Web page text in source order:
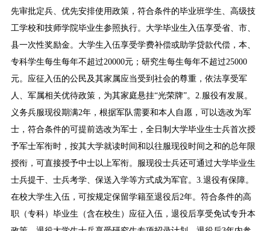
先审批定兵、优先安排使用政策，符合条件的毕业班学生、高级技
工学校和技师学院毕业生参照执行。大学毕业生入伍享受省、市、
县一次性奖励金。大学生入伍享受学费补偿或助学贷款代偿，本、
专科学生每生每年不超过20000元；研究生每生每年不超过25000
元。应征入伍的公民及其家属应当受到社会的尊重，依法享受军
人、军属相关优待政策，为其家庭悬挂“光荣牌”。2.服役有发展。
义务兵服现役期满2年，根据军队需要和本人自愿，可以选改为军
士，符合条件的可提前选改为军士，全日制大学毕业生士兵首次授
予军士军衔时，按其大学就读时间和以往服现役时间之和的总年限
授衔，可直接授予中士以上军衔。服现役士兵还可通过大学毕业生
士兵提干、士兵考学、保送入学等方式成为军官。3.退役有保障。
在校大学生入伍，可按规定保留学籍至退役后2年。符合条件的高
职（专科）毕业生（含在校生）应征入伍，退役后享受免试专升本